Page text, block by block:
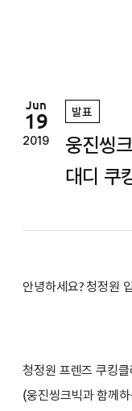
Jun
19
2019
발표
웅진씽
대디 쿠
안녕하세요? 청정원
청정원 프렌즈 쿠킹클
(웅진씽크빅과 함께